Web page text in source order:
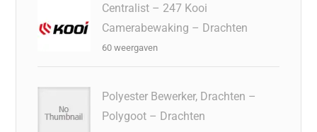
Centralist – 247 Kooi
Camerabewaking – Drachten
60 weergaven
Polyester Bewerker, Drachten –
Polygoot – Drachten